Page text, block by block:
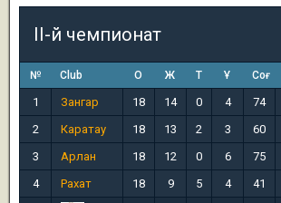
II-й чемпионат
№ Club О Ж Т Ұ Соғ
1 Зангар 18 14 0 4 74
2
Каратау 18 13 2 3 60
3
Арлан 18 12 0 6 75
4
Рахат 18 9 5 4 41